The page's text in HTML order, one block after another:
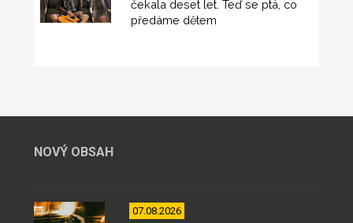
čekala deset let. Teď se ptá, co
předáme dětem
NOVÝ OBSAH
07.08.2026